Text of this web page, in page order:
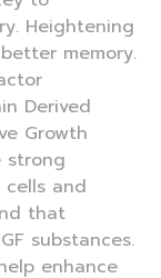
Heightening
memory.
Derived
Growth
strong
and
that
substances.
enhance